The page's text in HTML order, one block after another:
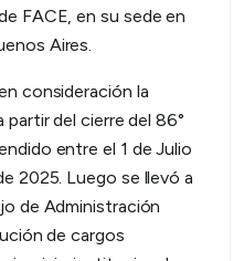
FACE, en su sede en
Aires.
consideración la
partir del cierre del 86°
entre el 1 de Julio
2025. Luego se llevó a
de Administración
de cargos